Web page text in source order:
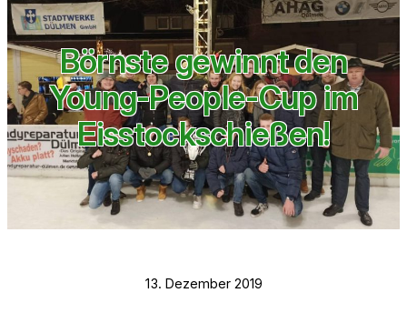
Börnste gewinnt den
Young-People-Cup im
Eisstockschießen!
13. Dezember 2019